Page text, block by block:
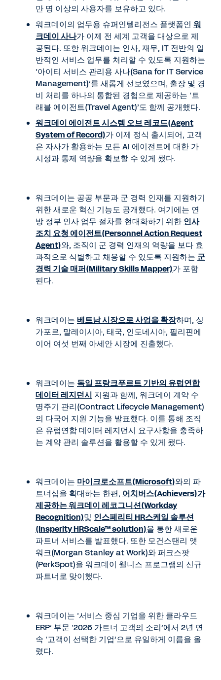
만 명 이상의 사용자를 보유하고 있다.
워크데이의 업무용 슈퍼인텔리전스 플랫폼인 워
크데이 사나가 이제 전 세계 고객을 대상으로 제
공된다. 또한 워크데이는 인사, 재무, IT 전반의 일
반적인 서비스 업무를 처리할 수 있도록 지원하는
‘아이티 서비스 관리용 사나(Sana for IT Service
Management)’를 새롭게 선보였으며, 출장 및 경
비 처리를 하나의 통합된 경험으로 제공하는 ‘트
래블 에이전트(Travel Agent)’도 함께 공개했다.
워크데이 에이전트 시스템 오브 레코드(Agent
System of Record)가 이제 정식 출시되어, 고객
은 자사가 활용하는 모든 AI 에이전트에 대한 가
시성과 통제 역량을 확보할 수 있게 됐다.
워크데이는 공공 부문과 군 경력 인재를 지원하기
위한 새로운 혁신 기능도 공개했다. 여기에는 연
방 정부 인사 업무 절차를 현대화하기 위한 인사
조치 요청 에이전트(Personnel Action Request
Agent)와, 조직이 군 경력 인재의 역량을 보다 효
과적으로 식별하고 채용할 수 있도록 지원하는 군
경력 기술 매퍼(Military Skills Mapper)가 포함
된다.
워크데이는 베트남 시장으로 사업을 확장하며, 싱
가포르, 말레이시아, 태국, 인도네시아, 필리핀에
이어 여섯 번째 아세안 시장에 진출했다.
워크데이는 독일 프랑크푸르트 기반의 유럽연합
데이터 레지던시 지원과 함께, 워크데이 계약 수
명주기 관리(Contract Lifecycle Management)
의 다국어 지원 기능을 발표했다. 이를 통해 조직
은 유럽연합 데이터 레지던시 요구사항을 충족하
는 계약 관리 솔루션을 활용할 수 있게 됐다.
워크데이는 마이크로소프트(Microsoft)와의 파
트너십을 확대하는 한편, 어치버스(Achievers)가
제공하는 워크데이 레코그니션(Workday
Recognition)및 인스페리티 HR스케일 솔루션
(Insperity HRScale™ solution)을 통한 새로운
파트너 서비스를 발표했다. 또한 모건스탠리 앳
워크(Morgan Stanley at Work)와 퍼크스팟
(PerkSpot)을 워크데이 웰니스 프로그램의 신규
파트너로 맞이했다.
워크데이는 ‘서비스 중심 기업을 위한 클라우드
ERP’ 부문 ‘2026 가트너 고객의 소리’에서 2년 연
속 ‘고객이 선택한 기업’으로 유일하게 이름을 올
렸다.